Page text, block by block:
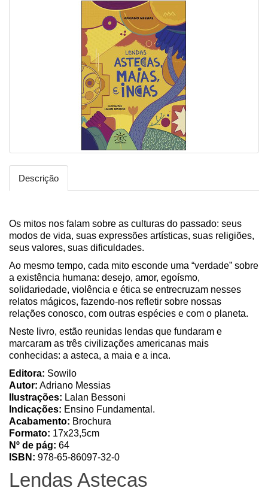
Descrição
Os mitos nos falam sobre as culturas do passado: seus
modos de vida, suas expressões artísticas, suas religiões,
seus valores, suas dificuldades.
Ao mesmo tempo, cada mito esconde uma “verdade” sobre
a existência humana: desejo, amor, egoísmo,
solidariedade, violência e ética se entrecruzam nesses
relatos mágicos, fazendo-nos refletir sobre nossas
relações conosco, com outras espécies e com o planeta.
Neste livro, estão reunidas lendas que fundaram e
marcaram as três civilizações americanas mais
conhecidas: a asteca, a maia e a inca.
Editora: Sowilo
Autor: Adriano Messias
Ilustrações: Lalan Bessoni
Indicações: Ensino Fundamental.
Acabamento: Brochura
Formato: 17x23,5cm
Nº de pág: 64
ISBN: 978-65-86097-32-0
Lendas Astecas